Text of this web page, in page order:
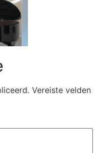
Vereiste velden